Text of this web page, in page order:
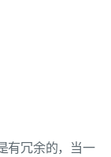
有冗余的，当一